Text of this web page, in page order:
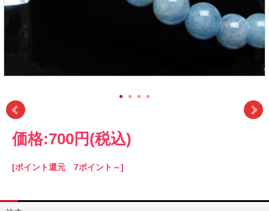
価格:700円 (税込)
[ポイント還元 7ポイント～]